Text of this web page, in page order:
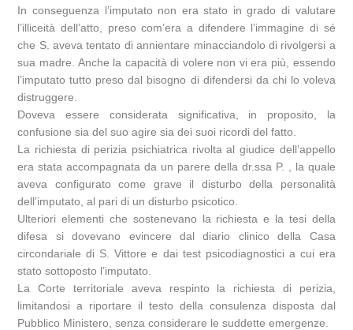
In conseguenza l’imputato non era stato in grado di valutare
l’illiceità dell’atto, preso com’era a difendere l’immagine di sé
che S. aveva tentato di annientare minacciandolo di rivolgersi a
sua madre. Anche la capacità di volere non vi era più, essendo
l’imputato tutto preso dal bisogno di difendersi da chi lo voleva
distruggere.
Doveva essere considerata significativa, in proposito, la
confusione sia del suo agire sia dei suoi ricordi del fatto.
La richiesta di perizia psichiatrica rivolta al giudice dell’appello
era stata accompagnata da un parere della dr.ssa P. , la quale
aveva configurato come grave il disturbo della personalità
dell’imputato, al pari di un disturbo psicotico.
Ulteriori elementi che sostenevano la richiesta e la tesi della
difesa si dovevano evincere dal diario clinico della Casa
circondariale di S. Vittore e dai test psicodiagnostici a cui era
stato sottoposto l’imputato.
La Corte territoriale aveva respinto la richiesta di perizia,
limitandosi a riportare il testo della consulenza disposta dal
Pubblico Ministero, senza considerare le suddette emergenze.